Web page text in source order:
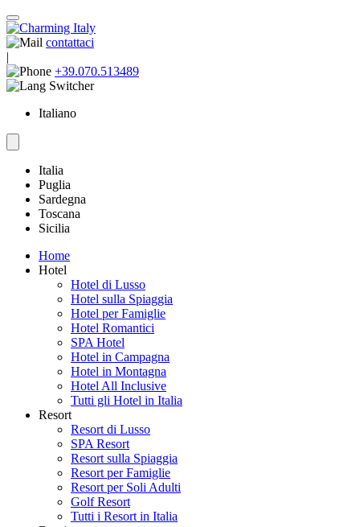
contattaci
|
+39.070.513489
Italiano
Italia
Puglia
Sardegna
Toscana
Sicilia
Home
Hotel
Hotel di Lusso
Hotel sulla Spiaggia
Hotel per Famiglie
Hotel Romantici
SPA Hotel
Hotel in Campagna
Hotel in Montagna
Hotel All Inclusive
Tutti gli Hotel in Italia
Resort
Resort di Lusso
SPA Resort
Resort sulla Spiaggia
Resort per Famiglie
Resort per Soli Adulti
Golf Resort
Tutti i Resort in Italia